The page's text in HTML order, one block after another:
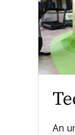
An